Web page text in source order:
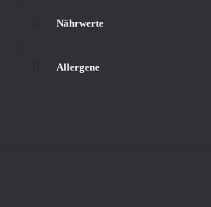
Nährwerte
Allergene